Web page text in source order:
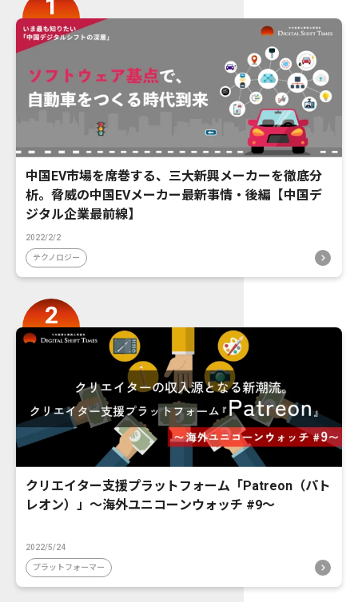
中国EV市場を席巻する、三大新興メーカーを徹底分
析。脅威の中国EVメーカー最新事情・後編【中国デ
ジタル企業最前線】
2022/2/2
テクノロジー
クリエイター支援プラットフォーム「Patreon（パト
レオン）」〜海外ユニコーンウォッチ #9〜
2022/5/24
プラットフォーマー